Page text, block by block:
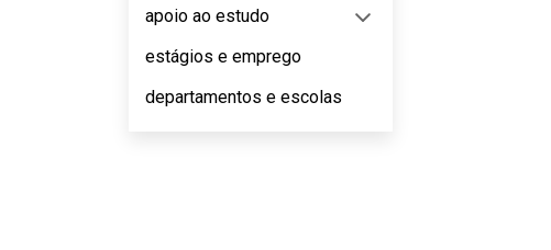
apoio ao estudo
estágios e emprego
departamentos e escolas